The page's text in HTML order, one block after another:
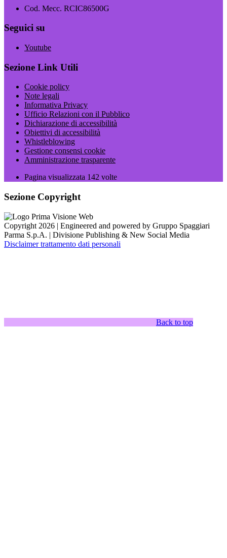
Cod. Mecc. RCIC86500G
Seguici su
Youtube
Sezione Link Utili
Cookie policy
Note legali
Informativa Privacy
Ufficio Relazioni con il Pubblico
Dichiarazione di accessibilità
Obiettivi di accessibilità
Whistleblowing
Gestione consensi cookie
Amministrazione trasparente
Pagina visualizzata 142 volte
Sezione Copyright
Copyright 2026 | Engineered and powered by Gruppo Spaggiari
Parma S.p.A. | Divisione Publishing & New Social Media
Disclaimer trattamento dati personali
Back to top